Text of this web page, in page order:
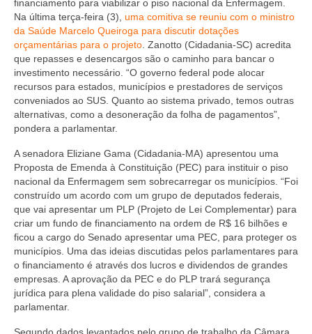
financiamento para viabilizar o piso nacional da Enfermagem.
Na última terça-feira (3), uma comitiva se reuniu com o ministro
da Saúde Marcelo Queiroga para discutir dotações
orçamentárias para o projeto . Zanotto (Cidadania-SC) acredita
que repasses e desencargos são o caminho para bancar o
investimento necessário. “O governo federal pode alocar
recursos para estados, municípios e prestadores de serviços
conveniados ao SUS. Quanto ao sistema privado, temos outras
alternativas, como a desoneração da folha de pagamentos”,
pondera a parlamentar.
A senadora Eliziane Gama (Cidadania-MA) apresentou uma
Proposta de Emenda à Constituição (PEC) para instituir o piso
nacional da Enfermagem sem sobrecarregar os municípios. “Foi
construído um acordo com um grupo de deputados federais,
que vai apresentar um PLP (Projeto de Lei Complementar) para
criar um fundo de financiamento na ordem de R$ 16 bilhões e
ficou a cargo do Senado apresentar uma PEC, para proteger os
municípios. Uma das ideias discutidas pelos parlamentares para
o financiamento é através dos lucros e dividendos de grandes
empresas. A aprovação da PEC e do PLP trará segurança
jurídica para plena validade do piso salarial”, considera a
parlamentar.